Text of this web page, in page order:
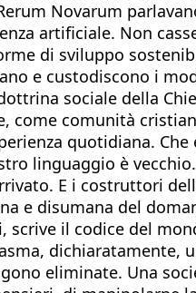
Novarum
artificiale. Non
di sviluppo
e custodiscono i
sociale della
come comunità
quotidiana.
linguaggio è
E i costruttori
e disumana del
il codice del
dichiaratamente,
eliminate. Una